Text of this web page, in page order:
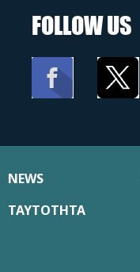
FOLLOW US
NEWS
ΤΑΥΤΟΤΗΤΑ